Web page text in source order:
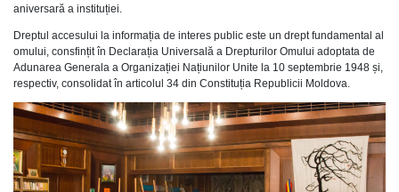
aniversară a instituției.
Dreptul accesului la informația de interes public este un drept fundamental al
omului, consfințit în Declarația Universală a Drepturilor Omului adoptata de
Adunarea Generala a Organizației Națiunilor Unite la 10 septembrie 1948 și,
respectiv, consolidat în articolul 34 din Constituția Republicii Moldova.